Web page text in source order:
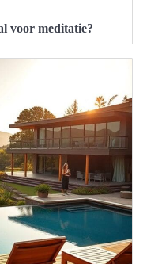
voor meditatie?